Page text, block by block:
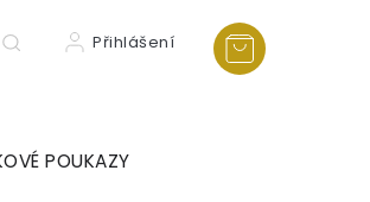
Přihlášení
POUKAZY